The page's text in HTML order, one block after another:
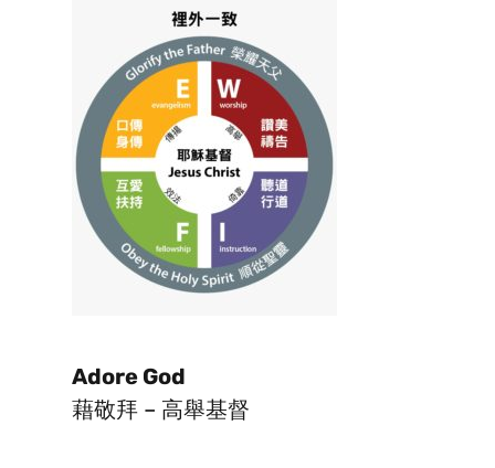
Adore God
藉敬拜 – 高舉基督